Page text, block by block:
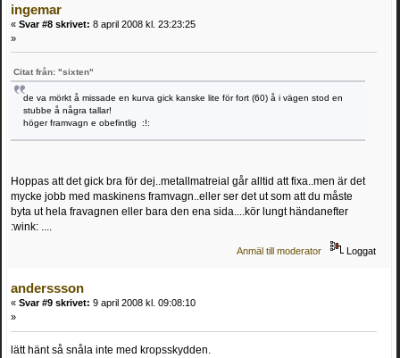
ingemar
« Svar #8 skrivet: 8 april 2008 kl. 23:23:25
»
Citat från: "sixten"
de va mörkt å missade en kurva gick kanske lite för fort (60) å i vägen stod en
stubbe å några tallar!
höger framvagn e obefintlig :!:
Hoppas att det gick bra för dej..metallmatreial går alltid att fixa..men är det
mycke jobb med maskinens framvagn..eller ser det ut som att du måste
byta ut hela fravagnen eller bara den ena sida....kör lungt händanefter
:wink: ....
Anmäl till moderator Loggat
anderssson
« Svar #9 skrivet: 9 april 2008 kl. 09:08:10
»
lätt hänt så snåla inte med kropsskydden.